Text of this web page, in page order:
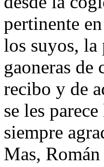
pertinente
los suyos, la
gaoneras de
recibo y de
se les
siempre
Mas,